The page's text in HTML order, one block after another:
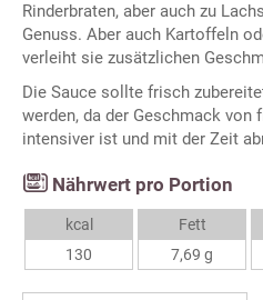
Rinderbraten, aber auch zu
Genuss. Aber auch Kartoffeln
verleiht sie zusätzlichen
Die Sauce sollte frisch
werden, da der Geschmack von
intensiver ist und mit der Zeit
Nährwert pro Portion
kcal
130
Fett
7,69 g